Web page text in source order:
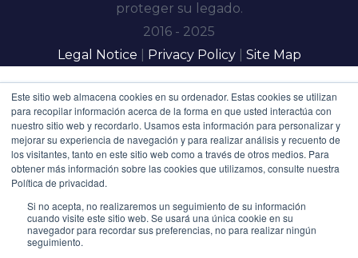
Este sitio web almacena cookies en su ordenador. Estas cookies se utilizan
para recopilar información acerca de la forma en que usted interactúa con
nuestro sitio web y recordarlo. Usamos esta información para personalizar y
mejorar su experiencia de navegación y para realizar análisis y recuento de
los visitantes, tanto en este sitio web como a través de otros medios. Para
obtener más información sobre las cookies que utilizamos, consulte nuestra
Política de privacidad.
Si no acepta, no realizaremos un seguimiento de su información
cuando visite este sitio web. Se usará una única cookie en su
navegador para recordar sus preferencias, no para realizar ningún
seguimiento.
proteger su legado.
2016 - 2025
Legal Notice
Privacy Policy| Site Map